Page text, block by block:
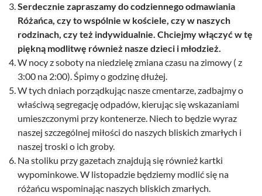
Serdecznie zapraszamy do codziennego odmawiania
Różańca, czy to wspólnie w kościele, czy w naszych
rodzinach, czy też indywidualnie. Chciejmy włączyć w tę
piękną modlitwę również nasze dzieci i młodzież.
W nocy z soboty na niedzielę zmiana czasu na zimowy ( z
3:00 na 2:00). Śpimy o godzinę dłużej.
W tych dniach porządkując nasze cmentarze, zadbajmy o
właściwą segregację odpadów, kierując się wskazaniami
umieszczonymi przy kontenerze. Niech to będzie wyraz
naszej szczególnej miłości do naszych bliskich zmarłych i
naszej troski o ich groby.
Na stoliku przy gazetach znajdują się również kartki
wypominkowe. W listopadzie będziemy modlić się na
różańcu wspominając naszych bliskich zmarłych.